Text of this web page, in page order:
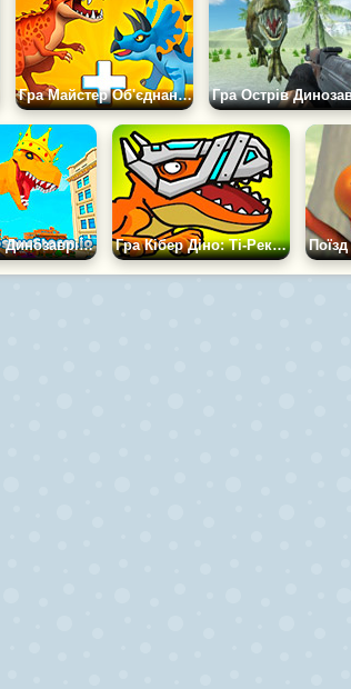
Гра Майстер Об'єднання Динозаврів
Гра Шторм Динозаврів .Іо Гра Кібер Діно: Ті-Рекс Проти Роботів